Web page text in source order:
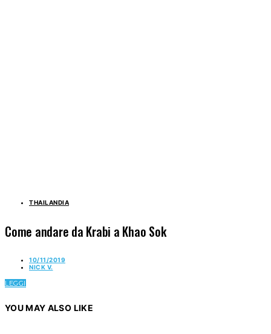
THAILANDIA
Come andare da Krabi a Khao Sok
10/11/2019
NICK V.
LEGGI
YOU MAY ALSO LIKE